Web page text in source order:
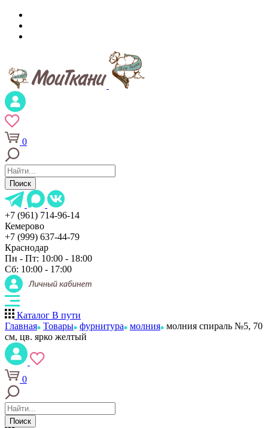
0
Поиск
+7 (961) 714-96-14
Кемерово
+7 (999) 637-44-79
Краснодар
Пн - Пт: 10:00 - 18:00
Сб: 10:00 - 17:00
Каталог В пути
Главная Товары фурнитура молния молния спираль №5, 70
см, цв. ярко желтый
0
Поиск